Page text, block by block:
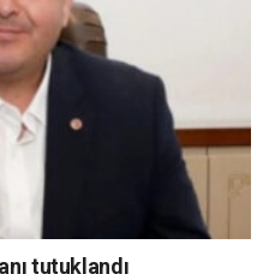
tutuklandı